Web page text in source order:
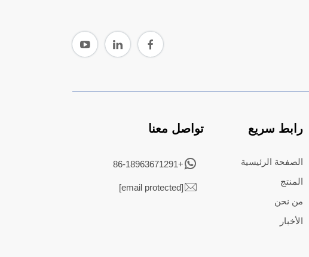
رابط سريع
الصفحة الرئيسية
المنتج
من نحن
الأخبار
تواصل معنا
+86-18963671291
[email protected]